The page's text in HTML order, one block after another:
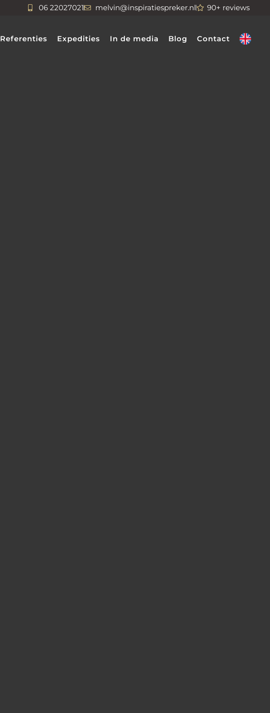
06 22027021 melvin@inspiratiespreker.nl 90+ reviews
Referenties Expedities In de media Blog Contact